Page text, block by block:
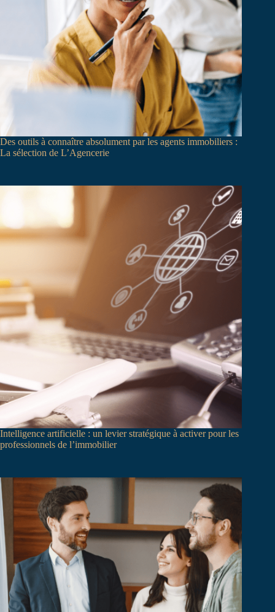
Des outils à connaître absolument par les agents immobiliers :
La sélection de L’Agencerie
Intelligence artificielle : un levier stratégique à activer pour les
professionnels de l’immobilier